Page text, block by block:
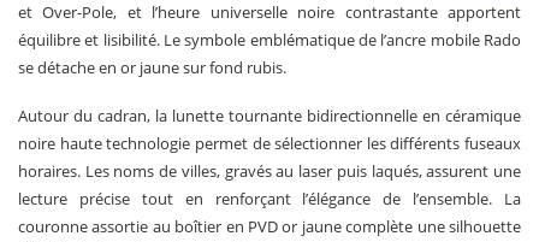
et Over-Pole, et l’heure universelle noire contrastante apportent
équilibre et lisibilité. Le symbole emblématique de l’ancre mobile Rado
se détache en or jaune sur fond rubis.
Autour du cadran, la lunette tournante bidirectionnelle en céramique
noire haute technologie permet de sélectionner les différents fuseaux
horaires. Les noms de villes, gravés au laser puis laqués, assurent une
lecture précise tout en renforçant l’élégance de l’ensemble. La
couronne assortie au boîtier en PVD or jaune complète une silhouette